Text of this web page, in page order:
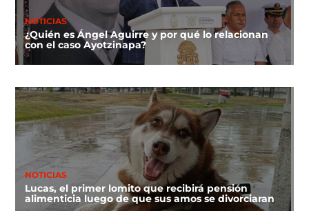
NOTICIAS
¿Quién es Ángel Aguirre y por qué lo relacionan
con el caso Ayotzinapa?
NOTICIAS
Lucas, el primer lomito que recibirá pensión
alimenticia luego de que sus amos se divorciaran